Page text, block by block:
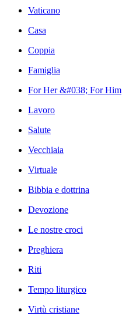
Vaticano
Casa
Coppia
Famiglia
For Her &#038; For Him
Lavoro
Salute
Vecchiaia
Virtuale
Bibbia e dottrina
Devozione
Le nostre croci
Preghiera
Riti
Tempo liturgico
Virtù cristiane